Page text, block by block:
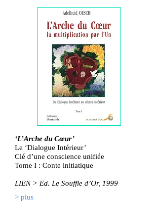
‘L’Arche du Cœur’
Le ‘Dialogue Intérieur’
Clé d’une conscience unifiée
Tome I : Conte initiatique
LIEN > Ed. Le Souffle d’Or, 1999
> plus